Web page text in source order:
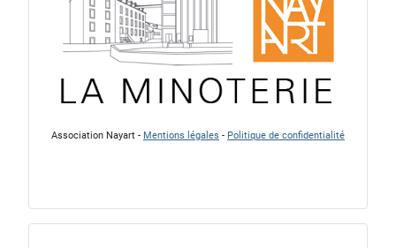
Association Nayart - Mentions légales - Politique de confidentialité